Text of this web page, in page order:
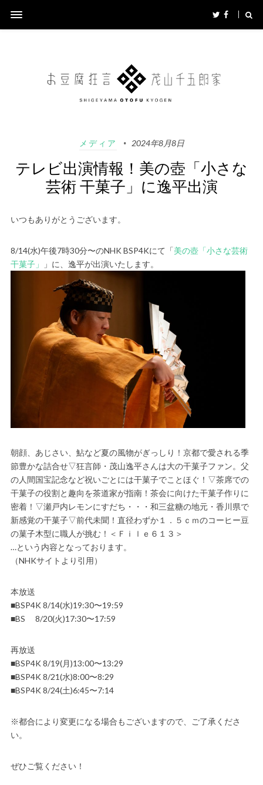
メディア 2024年8月8日
テレビ出演情報！美の壺「小さな
芸術 干菓子」に逸平出演
いつもありがとうございます。
8/14(水)午後7時30分〜のNHK BSP4Kにて「美の壺「小さな芸術
干菓子」
」に、逸平が出演いたします。
朝顔、あじさい、鮎など夏の風物がぎっしり！京都で愛される季
節豊かな詰合せ▽狂言師・茂山逸平さんは大の干菓子ファン。父
の人間国宝記念など祝いごとには干菓子でことほぐ！▽茶席での
干菓子の役割と趣向を茶道家が指南！茶会に向けた干菓子作りに
密着！▽瀬戸内レモンにすだち・・・和三盆糖の地元・香川県で
新感覚の干菓子▽前代未聞！直径わずか１．５ｃｍのコーヒー豆
の菓子木型に職人が挑む！＜Ｆｉｌｅ６１３＞
…という内容となっております。
（NHKサイトより引用）
本放送
■BSP4K 8/14(水)19:30〜19:59
■BS 8/20(火)17:30〜17:59
再放送
■BSP4K 8/19(月)13:00〜13:29
■BSP4K 8/21(水)8:00〜8:29
■BSP4K 8/24(土)6:45〜7:14
※都合により変更になる場合もございますので、ご了承くださ
い。
ぜひご覧ください！